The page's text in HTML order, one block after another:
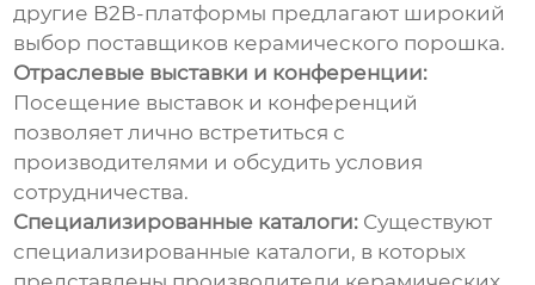
другие B2B-платформы предлагают широкий
выбор поставщиков керамического порошка.
Отраслевые выставки и конференции:
Посещение выставок и конференций
позволяет лично встретиться с
производителями и обсудить условия
сотрудничества.
Специализированные каталоги: Существуют
специализированные каталоги, в которых